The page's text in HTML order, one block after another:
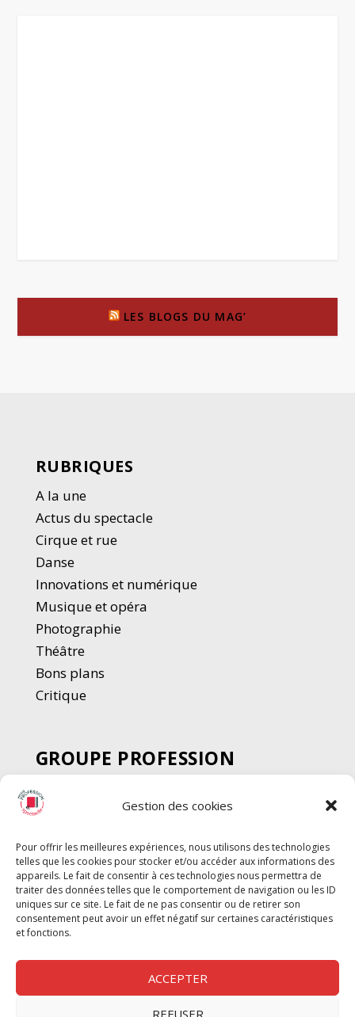
Gestion des cookies
Pour offrir les meilleures expériences, nous utilisons des technologies
telles que les cookies pour stocker et/ou accéder aux informations des
appareils. Le fait de consentir à ces technologies nous permettra de
traiter des données telles que le comportement de navigation ou les ID
uniques sur ce site. Le fait de ne pas consentir ou de retirer son
consentement peut avoir un effet négatif sur certaines caractéristiques
et fonctions.
ACCEPTER
REFUSER
LES BLOGS DU MAG’
RUBRIQUES
A la une
Actus du spectacle
Cirque et rue
Danse
Innovations et numérique
Musique et opéra
Photographie
Théâtre
Bons plans
Critique
GROUPE PROFESSION
SPECTACLE
Chèque Intermittents
Chèque Compta
Chèque Emploi Spectacle
G-Pods
Profession Audio-visuel